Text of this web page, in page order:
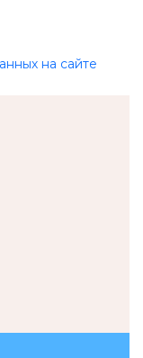
на сайте